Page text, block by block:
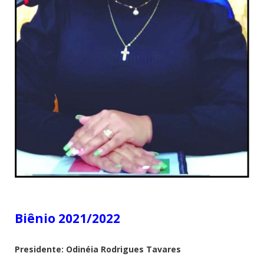
Biênio 2021/2022
Presidente: Odinéia Rodrigues Tavares